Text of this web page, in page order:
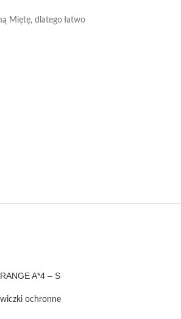
Miętę, dlatego łatwo
A*4 – S
ochronne